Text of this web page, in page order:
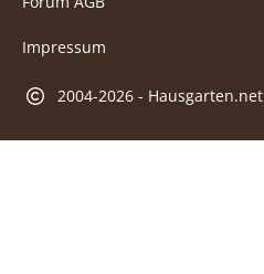
Impressum
2004-2026 - Hausgarten.net